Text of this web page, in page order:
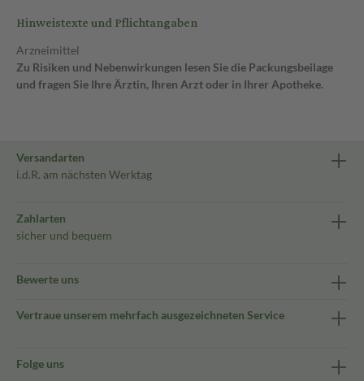
Hinweistexte und Pflichtangaben
Arzneimittel
Zu Risiken und Nebenwirkungen lesen Sie die Packungsbeilage
und fragen Sie Ihre Ärztin, Ihren Arzt oder in Ihrer Apotheke.
Versandarten
i.d.R. am nächsten Werktag
Zahlarten
sicher und bequem
Bewerte uns
Vertraue unserem mehrfach ausgezeichneten Service
Folge uns